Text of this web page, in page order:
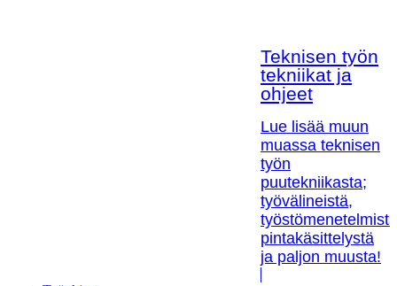
Teknisen työn
tekniikat ja
ohjeet
Lue lisää muun
muassa teknisen
työn
puutekniikasta;
työvälineistä,
pintakäsittelystä
ja paljon muusta!